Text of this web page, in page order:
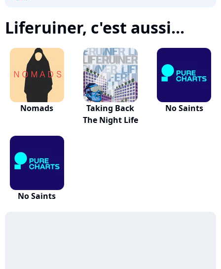
Liferuiner, c'est aussi...
Nomads
Taking Back
The Night Life
No Saints
No Saints